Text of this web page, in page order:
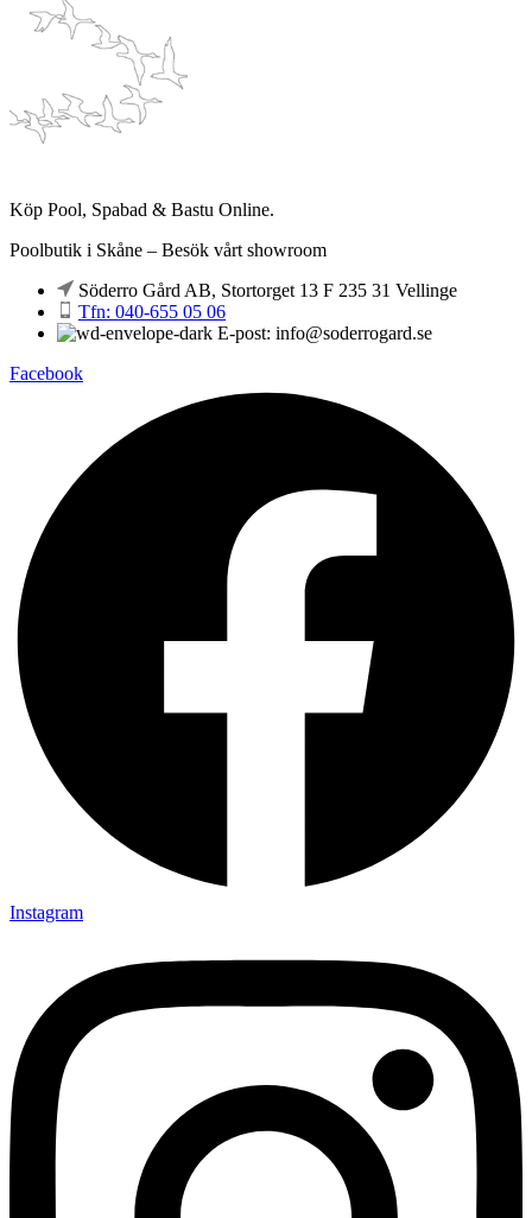
Köp Pool, Spabad & Bastu Online.
Poolbutik i Skåne – Besök vårt showroom
Söderro Gård AB, Stortorget 13 F 235 31 Vellinge
Tfn: 040-655 05 06
E-post: info@soderrogard.se
Facebook
Instagram